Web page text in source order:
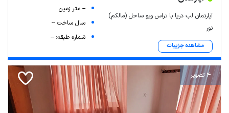
آپارتمان لب دریا با تراس ویو ساحل (مالکم)
نور
مشاهده جزییات
-- متر زمین
سال ساخت --
شماره طبقه: --
4 تصویر